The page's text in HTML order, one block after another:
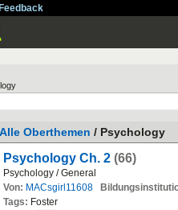
Feedback
Alle Oberthemen / Psychology
Psychology Ch. 2 (66)
Psychology / General
Von: MACsgirl11608
Tags: Foster